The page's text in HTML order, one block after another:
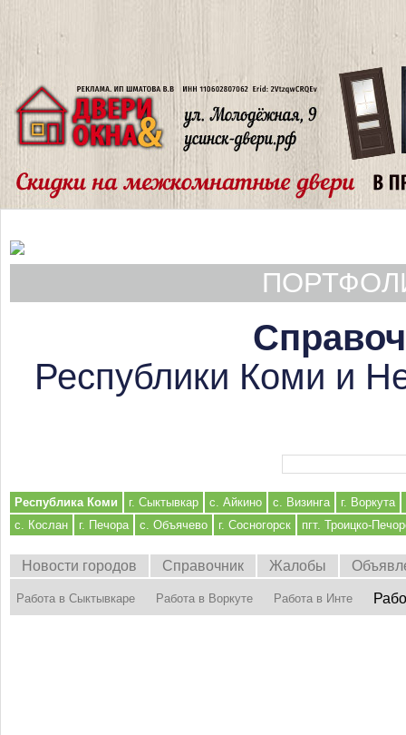
Республики Коми и
Республика Коми г. Сыктывкар с. Айкино с. Визинга
г. Воркута
с. Кослан
г. Печора с. Объячево г. Сосногорск пгт. Троицко-
Новости городов Справочник Жалобы
Работа в Сыктывкаре Работа в Воркуте Работа в Инте